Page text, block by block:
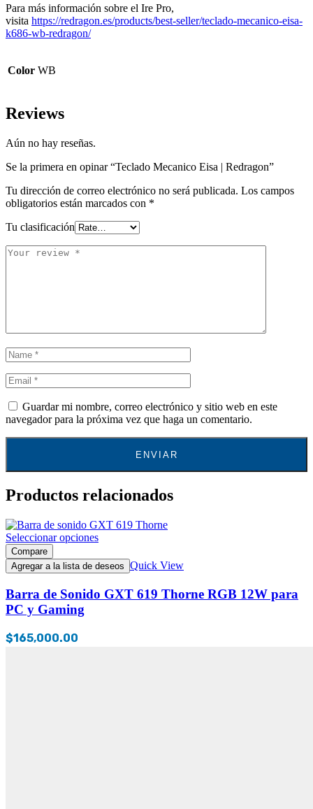
Para más información sobre el Ire Pro,
visita https://redragon.es/products/best-seller/teclado-mecanico-eisa-
k686-wb-redragon/
Color WB
Reviews
Aún no hay reseñas.
Se la primera en opinar “Teclado Mecanico Eisa | Redragon”
Tu dirección de correo electrónico no será publicada. Los campos
obligatorios están marcados con *
Tu clasificación
Guardar mi nombre, correo electrónico y sitio web en este
navegador para la próxima vez que haga un comentario.
Productos relacionados
Seleccionar opciones
Compare
Agregar a la lista de deseos Quick View
Barra de Sonido GXT 619 Thorne RGB 12W para
PC y Gaming
$165,000.00